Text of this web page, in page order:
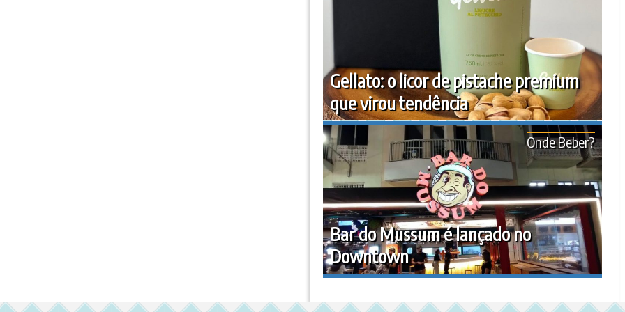
Gellato: o licor de pistache premium
que virou tendência
Bar do Mussum é lançado no
Downtown
Onde Beber?